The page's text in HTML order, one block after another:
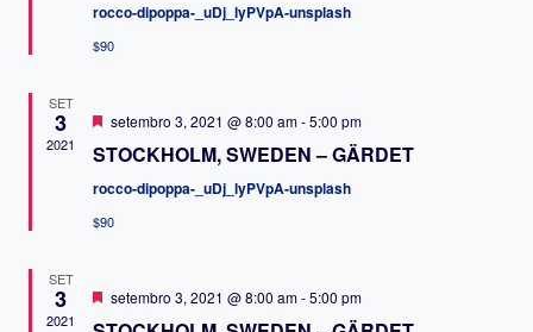
rocco-dipoppa-_uDj_lyPVpA-unsplash
$90
SET
3
2021
Destacado
setembro 3, 2021 @ 8:00 am-5:00 pm
STOCKHOLM, SWEDEN – GÄRDET
rocco-dipoppa-_uDj_lyPVpA-unsplash
$90
SET
3
2021
Destacado
setembro 3, 2021 @ 8:00 am-5:00 pm